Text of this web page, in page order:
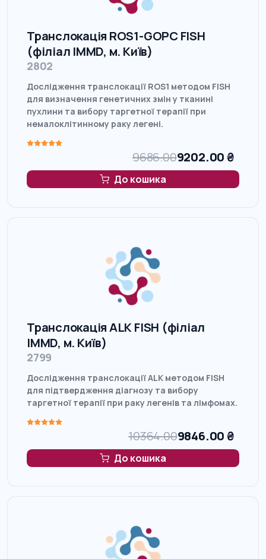
Транслокація ROS1-GOPC FISH
(філіал IMMD, м. Київ)
2802
Дослідження транслокації ROS1 методом FISH
для визначення генетичних змін у тканині
пухлини та вибору таргетної терапії при
немалоклітинному раку легені.
9686.009202.00₴
До кошика
Транслокація ALK FISH (філіал
IMMD, м. Київ)
2799
Дослідження транслокації ALK методом FISH
для підтвердження діагнозу та вибору
таргетної терапії при раку легенів та лімфомах.
10364.009846.00₴
До кошика